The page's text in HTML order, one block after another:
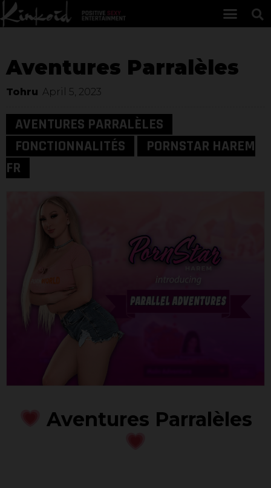
Aventures Parralèles
Tohru April 5, 2023
AVENTURES PARRALÈLES
FONCTIONNALITÉS
PORNSTAR HAREM
FR
Aventures Parralèles